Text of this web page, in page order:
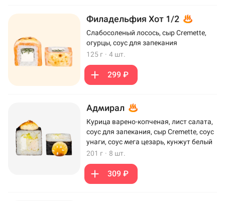
Филадельфия Хот 1/2
Слабосоленый лосось, сыр Cremette,
огурцы, соус для запекания
125 г · 4 шт.
299 ₽
Адмирал
Курица варено-копченая, лист салата,
соус для запекания, сыр Cremette, соус
унаги, соус мега цезарь, кунжут белый
201 г · 8 шт.
309 ₽